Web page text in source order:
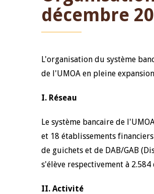
décembre
L'organisation du système
de l'UMOA en pleine
I. Réseau
Le système bancaire de
et 18 établissements
de guichets et de DAB/GAB
s'élève respectivement à
II. Activité